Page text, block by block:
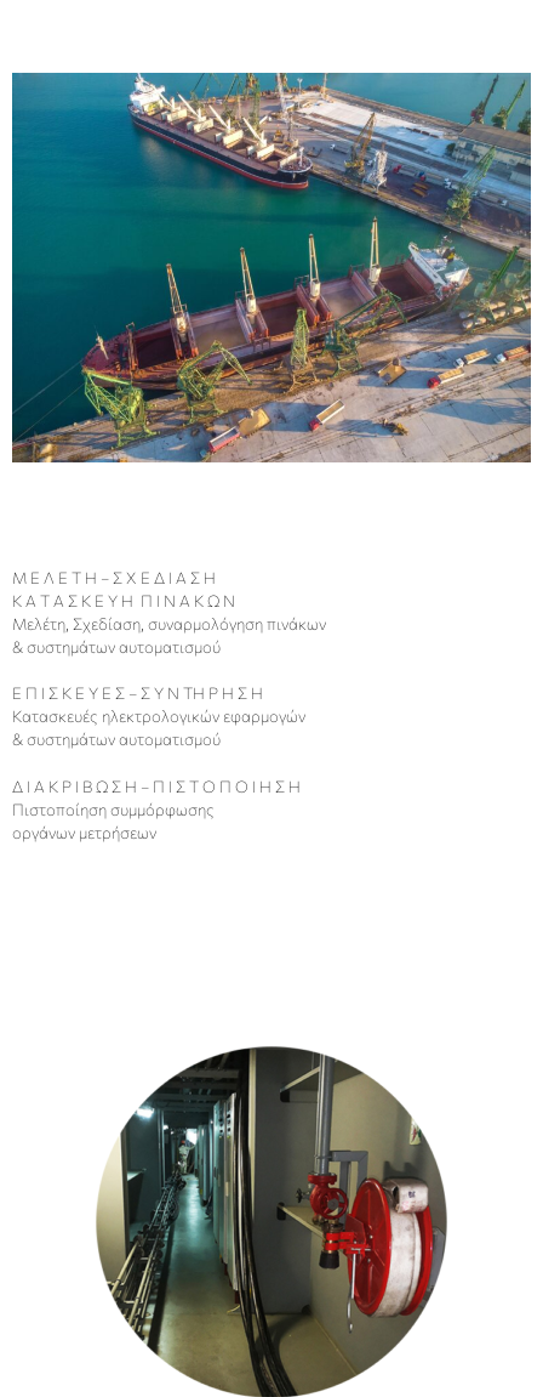
Μ Ε Λ Ε Τ Η – Σ Χ Ε Δ Ι Α Σ Η
Κ Α Τ Α Σ Κ Ε Υ Η Π Ι Ν Α Κ Ω Ν
Μελέτη, Σχεδίαση, συναρμολόγηση πινάκων
& συστημάτων αυτοματισμού
Ε Π Ι Σ Κ Ε Υ Ε Σ – Σ Υ Ν ΤΗ Ρ Η Σ Η
Κατασκευές ηλεκτρολογικών εφαρμογών
& συστημάτων αυτοματισμού
Δ Ι Α Κ Ρ Ι Β Ω Σ Η – Π Ι Σ Τ Ο Π Ο Ι Η Σ Η
Πιστοποίηση συμμόρφωσης
οργάνων μετρήσεων